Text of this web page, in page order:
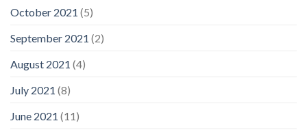
October 2021 (5)
September 2021 (2)
August 2021 (4)
July 2021 (8)
June 2021 (11)